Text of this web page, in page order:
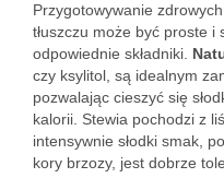
Przygotowywanie
tłuszczu może być proste
odpowiednie składniki.
czy ksylitol, są idealnym
pozwalając cieszyć się
kalorii. Stewia pochodzi z
intensywnie słodki smak,
kory brzozy, jest dobrze